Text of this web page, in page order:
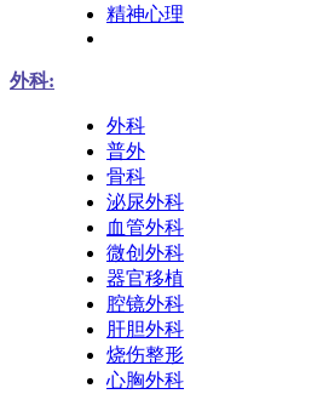
精神心理
外科:
外科
普外
骨科
泌尿外科
血管外科
微创外科
器官移植
腔镜外科
肝胆外科
烧伤整形
心胸外科